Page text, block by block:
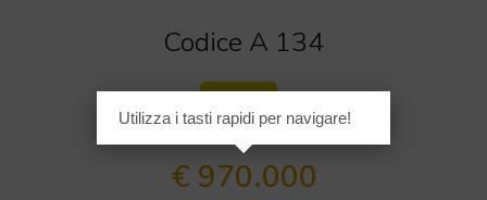
Codice A 134
€ 970.000
Utilizza i tasti rapidi per navigare!